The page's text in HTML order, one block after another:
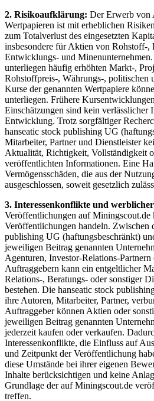
2. Risikoaufklärung: Der Erwerb von
Wertpapieren ist mit erheblichen
zum Totalverlust des eingesetzten
insbesondere für Aktien von Rohstoff-,
Entwicklungs- und
unterliegen häufig erhöhten Markt-,
Rohstoffpreis-, Währungs-,
Kurse der genannten Wertpapiere
unterliegen. Frühere
Einschätzungen sind kein
Entwicklung. Trotz sorgfältiger
hanseatic stock publishing UG
Mitarbeiter, Partner und Dienstleister
Aktualität, Richtigkeit, Vollständigkeit
veröffentlichten Informationen. Eine
Vermögensschäden, die aus der
ausgeschlossen, soweit gesetzlich
3. Interessenkonflikte und
Veröffentlichungen auf Miningscout.de
Veröffentlichungen handeln. Zwischen
publishing UG (haftungsbeschränkt)
jeweiligen Beitrag genannten
Agenturen, Investor-Relations-Partnern
Auftraggebern kann ein entgeltlicher
Relations-, Beratungs- oder sonstiger
bestehen. Die hanseatic stock
ihre Autoren, Mitarbeiter, Partner,
Auftraggeber können Aktien oder
jeweiligen Beitrag genannten
jederzeit kaufen oder verkaufen.
Interessenkonflikte, die Einfluss auf
und Zeitpunkt der Veröffentlichung
diese Umstände bei ihrer eigenen
Inhalte berücksichtigen und keine
Grundlage der auf Miningscout.de
treffen.